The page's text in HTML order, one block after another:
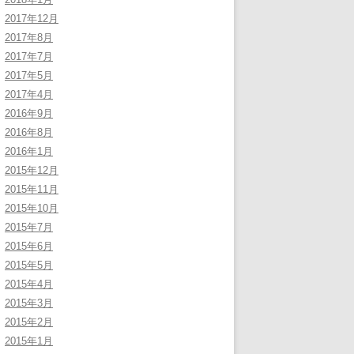
2017年12月
2017年8月
2017年7月
2017年5月
2017年4月
2016年9月
2016年8月
2016年1月
2015年12月
2015年11月
2015年10月
2015年7月
2015年6月
2015年5月
2015年4月
2015年3月
2015年2月
2015年1月